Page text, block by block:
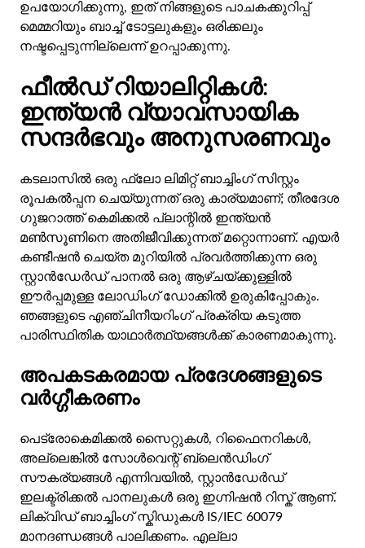
ഉപയോഗിക്കുന്നു, ഇത് നിങ്ങളുടെ പാചകക്കുറിപ്പ്
മെമ്മറിയും ബാച്ച് ടോട്ടലുകളും ഒരിക്കലും
നഷ്ടപ്പെടുന്നില്ലെന്ന് ഉറപ്പാക്കുന്നു.
ഫീൽഡ് റിയാലിറ്റികൾ:
ഇന്ത്യൻ വ്യാവസായിക
സന്ദർഭവും അനുസരണവും
കടലാസിൽ ഒരു ഫ്ലോ ലിമിറ്റ് ബാച്ചിംഗ് സിസ്റ്റം
രൂപകൽപ്പന ചെയ്യുന്നത് ഒരു കാര്യമാണ്; തീരദേശ
ഗുജറാത്ത് കെമിക്കൽ പ്ലാന്റിൽ ഇന്ത്യൻ
മൺസൂണിനെ അതിജീവിക്കുന്നത് മറ്റൊന്നാണ്. എയർ
കണ്ടീഷൻ ചെയ്ത മുറിയിൽ പ്രവർത്തിക്കുന്ന ഒരു
സ്റ്റാൻഡേർഡ് പാനൽ ഒരു ആഴ്ചയ്ക്കുള്ളിൽ
ഈർപ്പമുള്ള ലോഡിംഗ് ഡോക്കിൽ ഉരുകിപ്പോകും.
ഞങ്ങളുടെ എഞ്ചിനീയറിംഗ് പ്രക്രിയ കടുത്ത
പാരിസ്ഥിതിക യാഥാർത്ഥ്യങ്ങൾക്ക് കാരണമാകുന്നു.
അപകടകരമായ പ്രദേശങ്ങളുടെ
വർഗ്ഗീകരണം
പെട്രോകെമിക്കൽ സൈറ്റുകൾ, റിഫൈനറികൾ,
അല്ലെങ്കിൽ സോൾവെന്റ് ബ്ലെൻഡിംഗ്
സൗകര്യങ്ങൾ എന്നിവയിൽ, സ്റ്റാൻഡേർഡ്
ഇലക്ട്രിക്കൽ പാനലുകൾ ഒരു ഇഗ്നിഷൻ റിസ്ക് ആണ്.
ലിക്വിഡ് ബാച്ചിംഗ് സ്കിഡുകൾ IS/IEC 60079
മാനദണ്ഡങ്ങൾ പാലിക്കണം. എല്ലാ